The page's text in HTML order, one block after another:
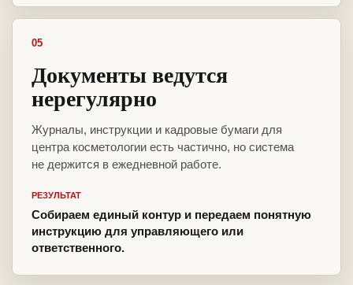
05
Документы ведутся
нерегулярно
Журналы, инструкции и кадровые бумаги для
центра косметологии есть частично, но система
не держится в ежедневной работе.
РЕЗУЛЬТАТ
Собираем единый контур и передаем понятную
инструкцию для управляющего или
ответственного.